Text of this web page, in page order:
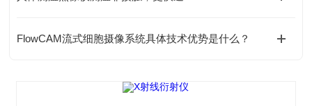
FlowCAM流式细胞摄像系统具体技术优势是什么？